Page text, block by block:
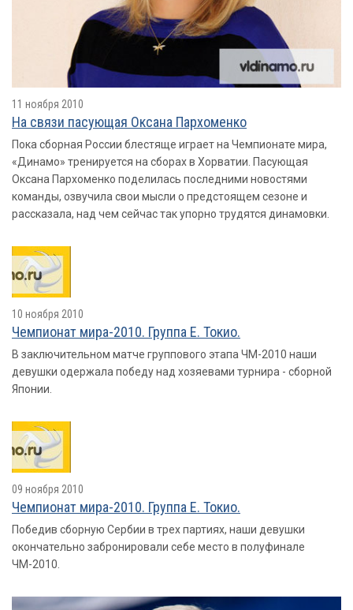
11 ноября 2010
На связи пасующая Оксана Пархоменко
Пока сборная России блестяще играет на Чемпионате мира,
«Динамо» тренируется на сборах в Хорватии. Пасующая
Оксана Пархоменко поделилась последними новостями
команды, озвучила свои мысли о предстоящем сезоне и
рассказала, над чем сейчас так упорно трудятся динамовки.
10 ноября 2010
Чемпионат мира-2010. Группа E. Токио.
В заключительном матче группового этапа ЧМ-2010 наши
девушки одержала победу над хозяевами турнира - сборной
Японии.
09 ноября 2010
Чемпионат мира-2010. Группа E. Токио.
Победив сборную Сербии в трех партиях, наши девушки
окончательно забронировали себе место в полуфинале
ЧМ-2010.